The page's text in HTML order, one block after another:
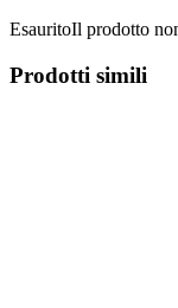
EsauritoIl prodotto
Prodotti simili